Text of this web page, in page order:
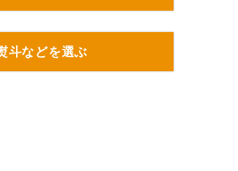
斗などを選ぶ